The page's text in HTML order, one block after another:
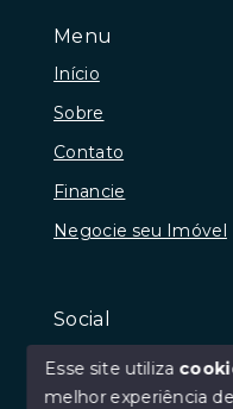
Menu
Início
Sobre
Contato
Financie
Negocie seu Imóvel
Social
Facebook
Esse site utiliza
melhor experiência